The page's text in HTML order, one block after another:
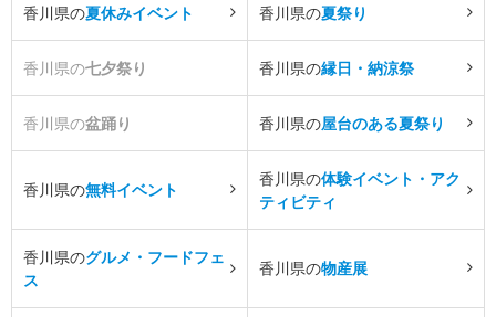
香川県の夏休みイベント 香川県の夏祭り
香川県の七夕祭り 香川県の縁日・納涼祭
香川県の盆踊り 香川県の屋台のある夏祭り
香川県の無料イベント
香川県の体験イベント・アク
ティビティ
香川県のグルメ・フードフェ
ス
香川県の物産展